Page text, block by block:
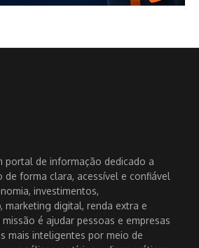
portal de informação dedicado a
de forma clara, acessível e confiável
investimentos,
marketing digital, renda extra e
é ajudar pessoas e empresas
mais inteligentes por meio de